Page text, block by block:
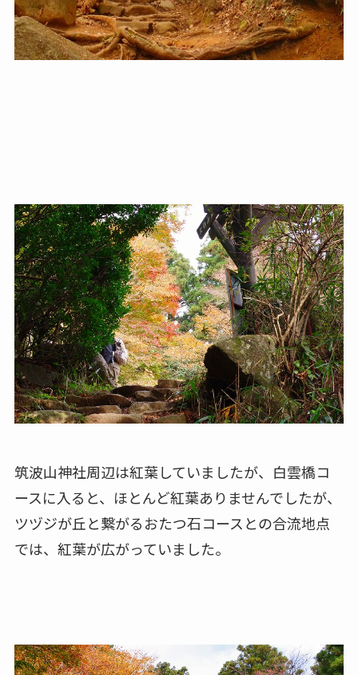
筑波山神社周辺は紅葉していましたが、白雲橋コ
ースに入ると、ほとんど紅葉ありませんでしたが、
ツヅジが丘と繋がるおたつ石コースとの合流地点
では、紅葉が広がっていました。